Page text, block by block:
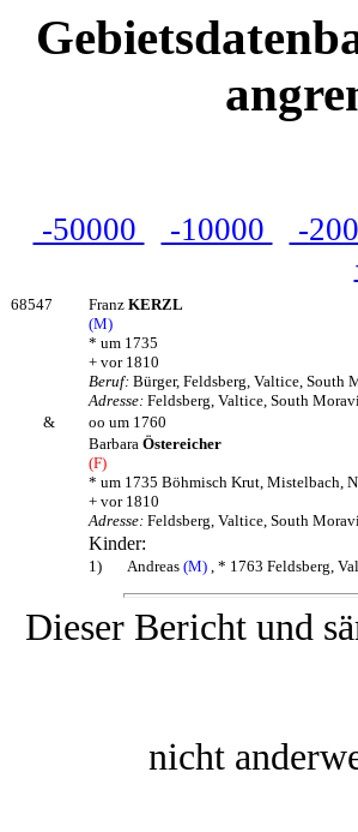
-50000 -10000 -
68547 Franz KERZL
(M)
* um 1735
+ vor 1810
Beruf: Bürger, Feldsberg, Valtice, South
Adresse: Feldsberg, Valtice, South
&
oo um 1760
Barbara Östereicher
(F)
* um 1735 Böhmisch Krut, Mistelbach,
+ vor 1810
Adresse: Feldsberg, Valtice, South
Kinder:
1) Andreas (M) , * 1763 Feldsberg,
Dieser Bericht und
nicht